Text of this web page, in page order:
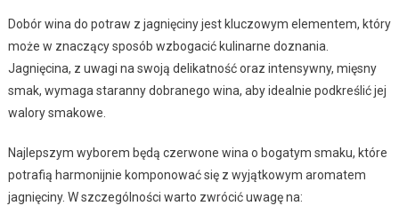
Dobór wina do potraw z jagnięciny jest kluczowym elementem, który
może w znaczący sposób wzbogacić kulinarne doznania.
Jagnięcina, z uwagi na swoją delikatność oraz intensywny, mięsny
smak, wymaga staranny dobranego wina, aby idealnie podkreślić jej
walory smakowe.
Najlepszym wyborem będą czerwone wina o bogatym smaku, które
potrafią harmonijnie komponować się z wyjątkowym aromatem
jagnięciny. W szczególności warto zwrócić uwagę na: